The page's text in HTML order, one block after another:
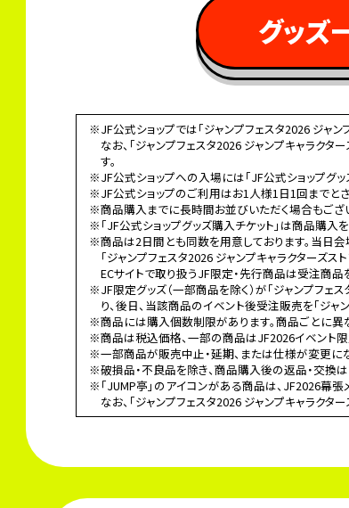
グッズ
※JF公式ショップでは「ジャンプフェスタ2026 ジャ
なお、「ジャンプフェスタ2026 ジャンプキャラク
す。
※JF公式ショップへの入場には「JF公式ショップグッ
※JF公式ショップのご利用はお1人様1日1回までとさ
※商品購入までに長時間お並びいただく場合もござ
※「JF公式ショップグッズ購入チケット」は商品購入
※商品は2日間とも同数を用意しております。当日
「ジャンプフェスタ2026 ジャンプキャラクターズ
ECサイトで取り扱うJF限定・先行商品は受注商品
※JF限定グッズ（一部商品を除く）が「ジャンプフェ
り、後日、当該商品のイベント後受注販売を「ジャ
※商品には購入個数制限があります。商品ごとに異
※商品は税込価格、一部の商品はJF2026イベント限
※一部商品が販売中止・延期、または仕様が変更に
※破損品・不良品を除き、商品購入後の返品・交換は
※「JUMP亭」のアイコンがある商品は、JF2026幕張
なお、「ジャンプフェスタ2026 ジャンプキャラクタ